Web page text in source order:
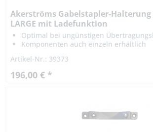
Akerströms Gabelstapler-Halterung
LARGE mit Ladefunktion
Optimal bei ungünstigen
Komponenten auch einzeln erhältlich
Artikel-Nr.: 39373
196,00 € *